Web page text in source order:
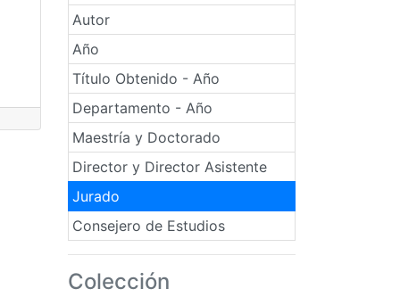
Autor
Año
Título Obtenido - Año
Departamento - Año
Maestría y Doctorado
Director y Director Asistente
Jurado
Consejero de Estudios
Colección